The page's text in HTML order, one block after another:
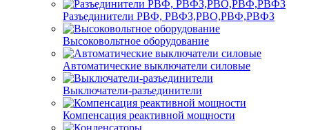
Разъединители РВФ, РВФЗ,РВО,РВФ,РВФЗ
Высоковольтное оборудование
Автоматические выключатели cиловые
Выключатели-разъединители
Компенсация реактивной мощности